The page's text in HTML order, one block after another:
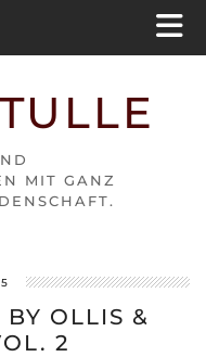
MIT GANZ
OLLIS &
2